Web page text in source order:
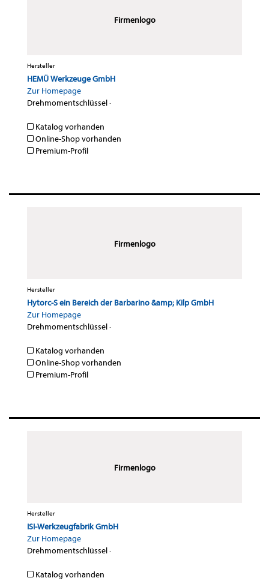
Firmenlogo
Hersteller
HEMÜ Werkzeuge GmbH
Zur Homepage
Drehmomentschlüssel·
Katalog vorhanden
Online-Shop vorhanden
Premium-Profil
Firmenlogo
Hersteller
Hytorc-S ein Bereich der Barbarino &amp; Kilp GmbH
Zur Homepage
Drehmomentschlüssel·
Katalog vorhanden
Online-Shop vorhanden
Premium-Profil
Firmenlogo
Hersteller
ISI-Werkzeugfabrik GmbH
Zur Homepage
Drehmomentschlüssel·
Katalog vorhanden